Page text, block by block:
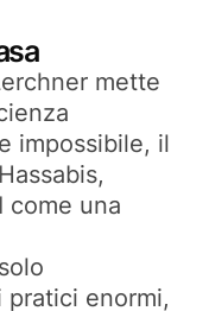
mette
impossibile, il
come una
pratici enormi,